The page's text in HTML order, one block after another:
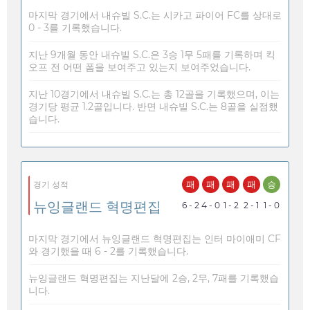
마지막 경기에서 내슈빌 S.C.는 시카고 파이어 FC를 상대로
0 - 3를 기록했습니다.
지난 9개월 동안 내슈빌 S.C.은 3승 1무 5패를 기록하며 킥
오프 전 어떤 폼을 보여주고 있는지 보여주었습니다.
지난 10경기에서 내슈빌 S.C.는 총 12골을 기록했으며, 이는
경기당 평균 1.2골입니다. 반면 내슈빌 S.C.는 8골을 실점했
습니다.
경기 성적
뉴잉글랜드 혁명편집
패
6 - 2
패
4 - 0
패
1 - 2
패
2 - 1
승
1 - 0
마지막 경기에서 뉴잉글랜드 혁명편집는 인터 마이애미 CF
와 경기했을 때 6 - 2를 기록했습니다.
뉴잉글랜드 혁명편집는 지난달에 2승, 2무, 7패를 기록했습
니다.